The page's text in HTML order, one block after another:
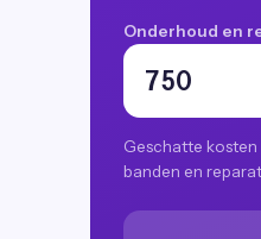
Onderhoud en
Geschatte kosten
banden en